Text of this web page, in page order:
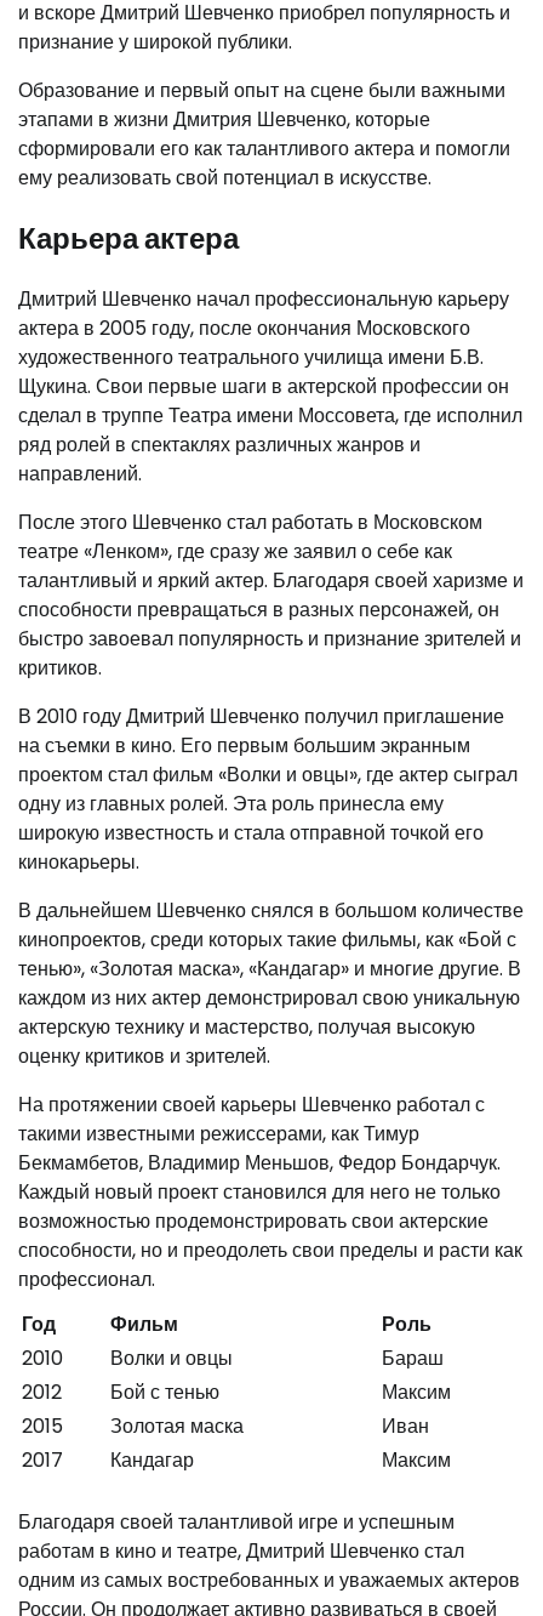
и вскоре Дмитрий Шевченко приобрел популярность и
признание у широкой публики.
Образование и первый опыт на сцене были важными
этапами в жизни Дмитрия Шевченко, которые
сформировали его как талантливого актера и помогли
ему реализовать свой потенциал в искусстве.
Карьера актера
Дмитрий Шевченко начал профессиональную карьеру
актера в 2005 году, после окончания Московского
художественного театрального училища имени Б.В.
Щукина. Свои первые шаги в актерской профессии он
сделал в труппе Театра имени Моссовета, где исполнил
ряд ролей в спектаклях различных жанров и
направлений.
После этого Шевченко стал работать в Московском
театре «Ленком», где сразу же заявил о себе как
талантливый и яркий актер. Благодаря своей харизме и
способности превращаться в разных персонажей, он
быстро завоевал популярность и признание зрителей и
критиков.
В 2010 году Дмитрий Шевченко получил приглашение
на съемки в кино. Его первым большим экранным
проектом стал фильм «Волки и овцы», где актер сыграл
одну из главных ролей. Эта роль принесла ему
широкую известность и стала отправной точкой его
кинокарьеры.
В дальнейшем Шевченко снялся в большом количестве
кинопроектов, среди которых такие фильмы, как «Бой с
тенью», «Золотая маска», «Кандагар» и многие другие. В
каждом из них актер демонстрировал свою уникальную
актерскую технику и мастерство, получая высокую
оценку критиков и зрителей.
На протяжении своей карьеры Шевченко работал с
такими известными режиссерами, как Тимур
Бекмамбетов, Владимир Меньшов, Федор Бондарчук.
Каждый новый проект становился для него не только
возможностью продемонстрировать свои актерские
способности, но и преодолеть свои пределы и расти как
профессионал.
Год
Фильм
Роль
2010
Волки и овцы
Бараш
2012
Бой с тенью
Максим
2015
Золотая маска
Иван
2017
Кандагар Максим
Благодаря своей талантливой игре и успешным
работам в кино и театре, Дмитрий Шевченко стал
одним из самых востребованных и уважаемых актеров
России. Он продолжает активно развиваться в своей